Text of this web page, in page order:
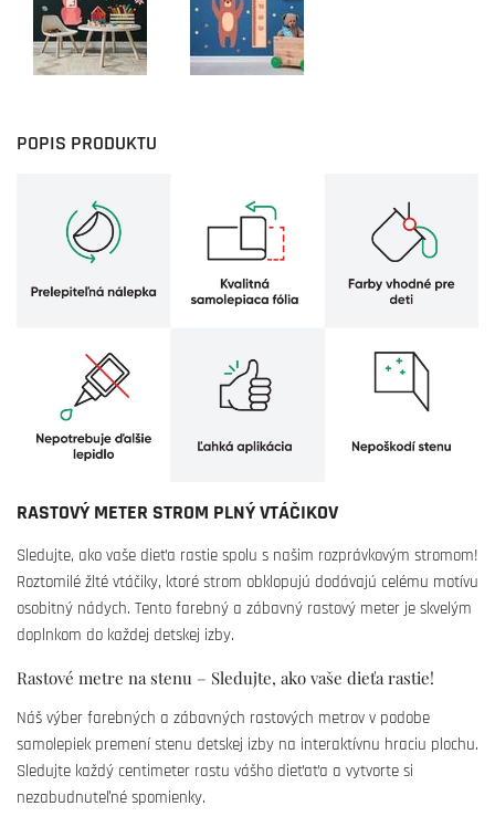
POPIS PRODUKTU
RASTOVÝ METER STROM PLNÝ VTÁČIKOV
Sledujte, ako vaše dieťa rastie spolu s našim rozprávkovým stromom!
Roztomilé žlté vtáčiky, ktoré strom obklopujú dodávajú celému motívu
osobitný nádych. Tento farebný a zábavný rastový meter je skvelým
doplnkom do každej detskej izby.
Rastové metre na stenu – Sledujte, ako vaše dieťa rastie!
Náš výber farebných a zábavných rastových metrov v podobe
samolepiek premení stenu detskej izby na interaktívnu hraciu plochu.
Sledujte každý centimeter rastu vášho dieťaťa a vytvorte si
nezabudnuteľné spomienky.